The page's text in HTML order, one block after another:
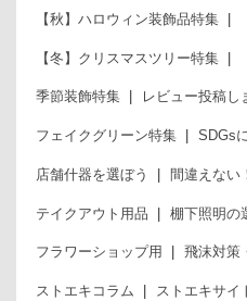
【秋】ハロウィン装飾品特集
【冬】クリスマスツリー特集
季節装飾特集 レビュー投稿し
フェイクグリーン特集 SDGs
店舗什器を選ぼう 間違えない
テイクアウト用品 棚下照明の
フラワーショップ用 飛沫対策
ストエキコラム ストエキサイ